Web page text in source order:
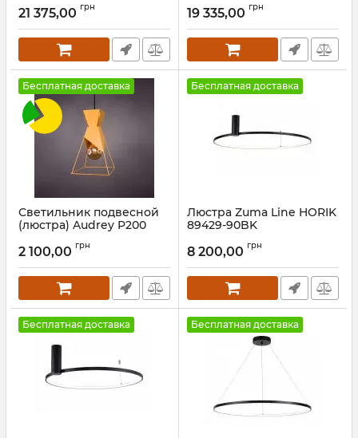
21 375,00 грн 19 335,00 грн
Бесплатная доставка
Светильник подвесной
(люстра) Audrey P200
Артикул:3011271
2 100,00 грн
Бесплатная доставка
Люстра Zuma Line HORIK
89429-90BK
8 200,00 грн
Бесплатная доставка Бесплатная доставка